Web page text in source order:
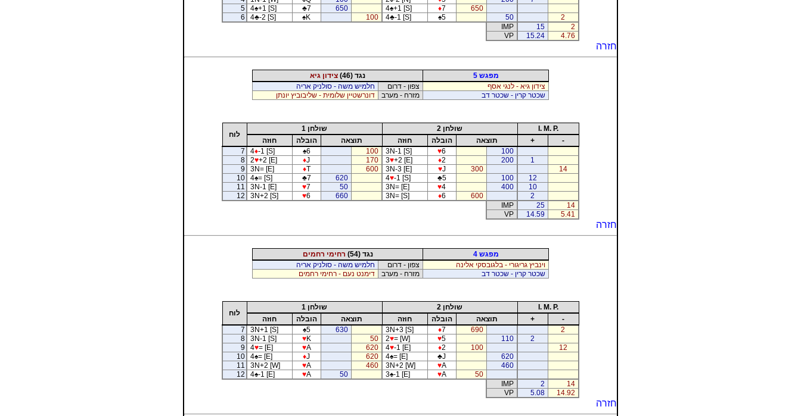
650
♦7
4♠+1 [S]
650
♣7
4♠+1 [S]
5
2
50
♠5
4♣-1 [S]
100
♠K
4♣-2 [S]
6
2
15
IMP
4.76
15.24
VP
חזרה
מפגש 5 נגד (46)
צידון גיא
צידון גיא - לנגי אסף
צפון - דרום
חלמיש משה - סולניק אריה
שכטר קרין - שכטר דב
מזרח - מערב דונרשטיין שלומית - שליבוביץ יונתן
I. M. P. שולחן 2 שולחן 1
לוח
-
+ תוצאה הובלה חוזה תוצאה הובלה
חוזה
100
♥6
3N-1 [S]
100
♠6
4♦-1 [S]
7
1
200
♦2
3♥+2 [E]
170
♦J
2♥+2 [E]
8
14
300
♥J
3N-3 [E]
600
♦T
3N= [E]
9
12
100
♣5
4♥-1 [S]
620
♣7
4♠= [S]
10
10
400
♥4
3N= [E]
50
♥7
3N-1 [E]
11
2
600
♦6
3N= [S]
660
♥6
3N+2 [S]
12
14
25
IMP
5.41
14.59
VP
חזרה
מפגש 4 נגד (54)
רחימי רחמים
וינביץ גריגורי - בלגובסקי אלינה
צפון - דרום
חלמיש משה - סולניק אריה
שכטר קרין - שכטר דב
מזרח - מערב דימנט נעם - רחימי רחמים
I. M. P. שולחן 2 שולחן 1
לוח
-
+ תוצאה הובלה חוזה תוצאה הובלה
חוזה
2
690
♦7
3N+3 [S]
630
♠5
3N+1 [S]
7
2
110
♥5
2♥= [W]
50
♥K
3N-1 [S]
8
12
100
♦2
4♥-1 [E]
620
♥A
4♥= [E]
9
620
♣J
4♠= [E]
620
♦J
4♠= [E]
10
460
♥A
3N+2 [W]
460
♥A
3N+2 [W]
11
50
♥A
3♠-1 [E]
50
♥A
4♠-1 [E]
12
14
2
IMP
14.92
5.08
VP
חזרה